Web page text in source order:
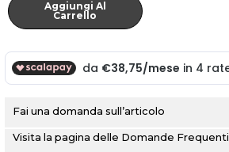
quantitàAggiungi Al
Carrello
Fai una domanda sull’articolo
Visita la pagina delle Domande Frequenti